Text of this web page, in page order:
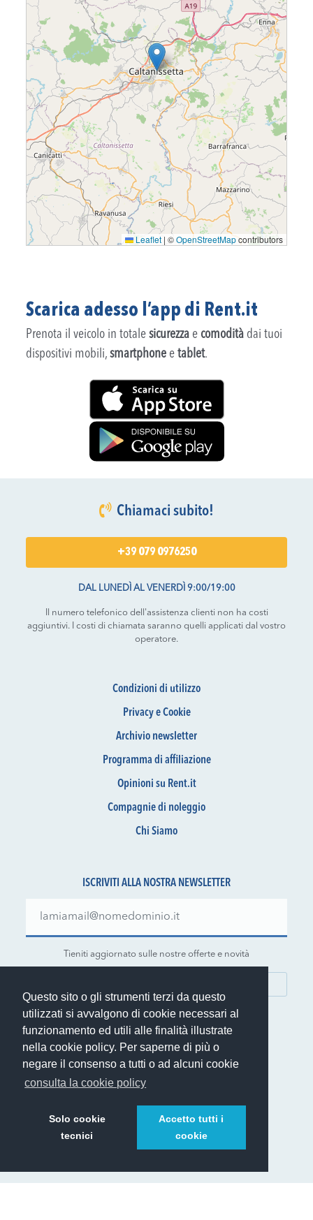
Questo sito o gli strumenti terzi da questo
utilizzati si avvalgono di cookie necessari al
funzionamento ed utili alle finalità illustrate
nella cookie policy. Per saperne di più o
negare il consenso a tutti o ad alcuni cookie
consulta la cookie policy
Solo cookie
tecnici
Accetto tutti i
cookie
Leaflet | ©OpenStreetMapcontributors
Scarica adesso l’app di Rent.it
Prenota il veicolo in totalesicurezza e comodità dai tuoi
dispositivi mobili,smartphone etablet.
Chiamaci subito!
+39 079 0976250
DAL LUNEDÌ AL VENERDÌ 9:00/19:00
Il numero telefonico dell'assistenza clienti non ha costi
aggiuntivi. I costi di chiamata saranno quelli applicati dal vostro
operatore.
Condizioni di utilizzo
Privacy e Cookie
Archivio newsletter
Programma di affiliazione
Opinioni su Rent.it
Compagnie di noleggio
Chi Siamo
ISCRIVITI ALLA NOSTRA NEWSLETTER
Tieniti aggiornato sulle nostre offerte e novità
Rent.it®è un marchio registrato di Rent.it Srl